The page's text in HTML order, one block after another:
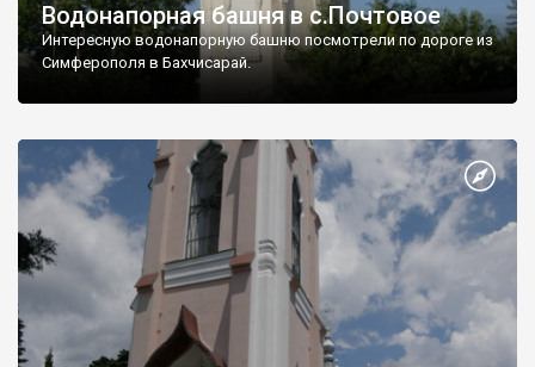
Водонапорная башня в с.Почтовое
Интересную водонапорную башню посмотрели по дороге из
Симферополя в Бахчисарай.